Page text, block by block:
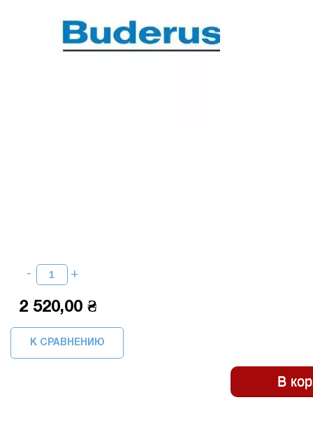
2 520,00 ₴
К СРАВНЕНИЮ